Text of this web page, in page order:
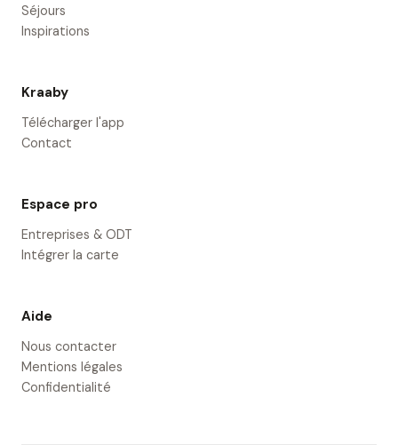
Séjours
Inspirations
Kraaby
Télécharger l'app
Contact
Espace pro
Entreprises & ODT
Intégrer la carte
Aide
Nous contacter
Mentions légales
Confidentialité